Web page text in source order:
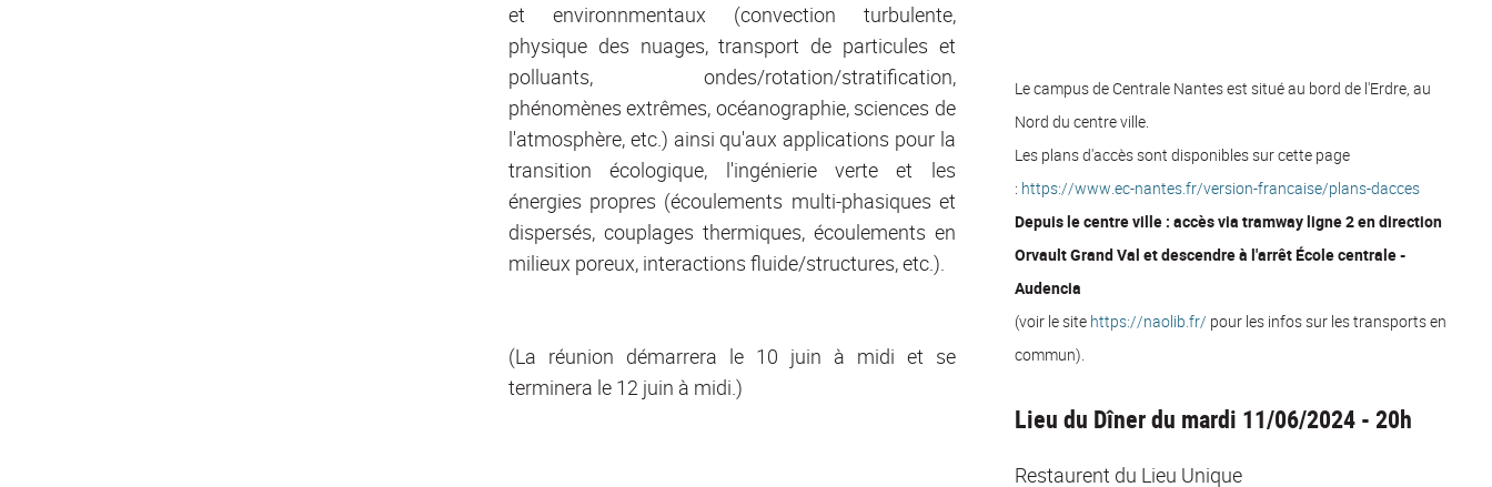
et environnmentaux (convection turbulente,
physique des nuages, transport de particules et
polluants, ondes/rotation/stratification,
phénomènes extrêmes, océanographie, sciences de
l'atmosphère, etc.) ainsi qu'aux applications pour la
transition écologique, l'ingénierie verte et les
énergies propres (écoulements multi-phasiques et
dispersés, couplages thermiques, écoulements en
milieux poreux, interactions fluide/structures, etc.).
(La réunion démarrera le 10 juin à midi et se
terminera le 12 juin à midi.)
Le campus de Centrale Nantes est situé au bord de l'Erdre, au
Nord du centre ville.
Les plans d'accès sont disponibles sur cette page
: https://www.ec-nantes.fr/version-francaise/plans-dacces
Depuis le centre ville : accès via tramway ligne 2 en direction
Orvault Grand Val et descendre à l'arrêt École centrale -
Audencia
(voir le site https://naolib.fr/ pour les infos sur les transports en
commun).
Lieu du Dîner du mardi 11/06/2024 - 20h
Restaurent du Lieu Unique